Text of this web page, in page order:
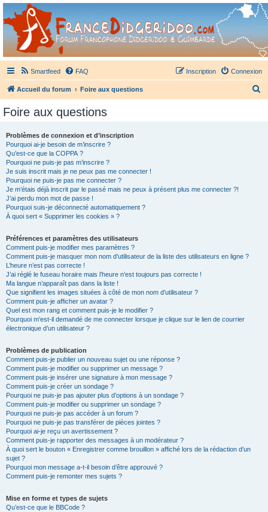
France Didgeridoo
Didgeridoo et Guimbarde sur France Didgeridoo - retrouvez la communauté.
Smartfeed FAQ Connexion
Inscription
Accueil du forum Foire aux questions
Foire aux questions
Problèmes de connexion et d’inscription
Pourquoi ai-je besoin de m’inscrire ?
Qu’est-ce que la COPPA ?
Pourquoi ne puis-je pas m’inscrire ?
Je suis inscrit mais je ne peux pas me connecter !
Pourquoi ne puis-je pas me connecter ?
Je m’étais déjà inscrit par le passé mais ne peux à présent plus me connecter ?!
J’ai perdu mon mot de passe !
Pourquoi suis-je déconnecté automatiquement ?
À quoi sert « Supprimer les cookies » ?
Préférences et paramètres des utilisateurs
Comment puis-je modifier mes paramètres ?
Comment puis-je masquer mon nom d’utilisateur de la liste des utilisateurs en ligne ?
L’heure n’est pas correcte !
J’ai réglé le fuseau horaire mais l’heure n’est toujours pas correcte !
Ma langue n’apparaît pas dans la liste !
Que signifient les images situées à côté de mon nom d’utilisateur ?
Comment puis-je afficher un avatar ?
Quel est mon rang et comment puis-je le modifier ?
Pourquoi m’est-il demandé de me connecter lorsque je clique sur le lien de courrier
électronique d’un utilisateur ?
Problèmes de publication
Comment puis-je publier un nouveau sujet ou une réponse ?
Comment puis-je modifier ou supprimer un message ?
Comment puis-je insérer une signature à mon message ?
Comment puis-je créer un sondage ?
Pourquoi ne puis-je pas ajouter plus d’options à un sondage ?
Comment puis-je modifier ou supprimer un sondage ?
Pourquoi ne puis-je pas accéder à un forum ?
Pourquoi ne puis-je pas transférer de pièces jointes ?
Pourquoi ai-je reçu un avertissement ?
Comment puis-je rapporter des messages à un modérateur ?
À quoi sert le bouton « Enregistrer comme brouillon » affiché lors de la rédaction d’un
sujet ?
Pourquoi mon message a-t-il besoin d’être approuvé ?
Comment puis-je remonter mes sujets ?
Mise en forme et types de sujets
Qu’est-ce que le BBCode ?